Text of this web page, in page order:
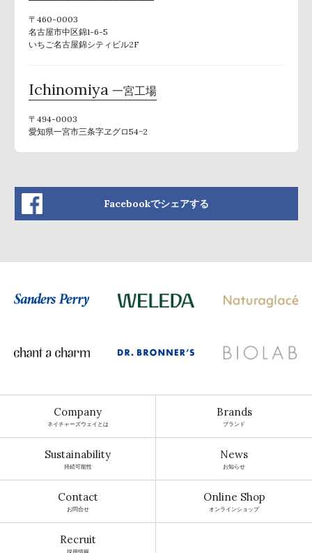
〒460-0003
名古屋市中区錦1-6-5
いちご名古屋錦シティビル2F
Ichinomiya 一宮工場
〒494-0003
愛知県一宮市三条字ヱグロ54−2
Facebookでシェアする
Company
ネイチャーズウェイとは
Brands
ブランド
Sustainability
持続可能性
News
お知らせ
Contact
お問合せ
Online Shop
オンラインショップ
Recruit
採用情報